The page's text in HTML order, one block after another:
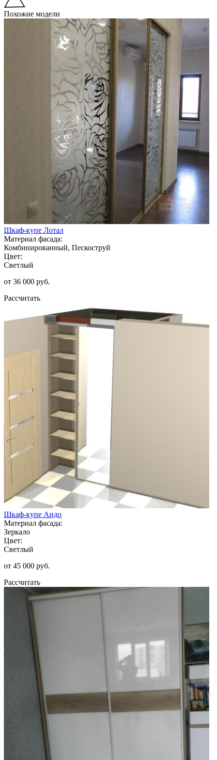
Похожие модели
Шкаф-купе Лотал
Материал фасада:
Комбинированный, Пескоструй
Цвет:
Светлый
от 36 000 руб.
Рассчитать
Шкаф-купе Андо
Материал фасада:
Зеркало
Цвет:
Светлый
от 45 000 руб.
Рассчитать